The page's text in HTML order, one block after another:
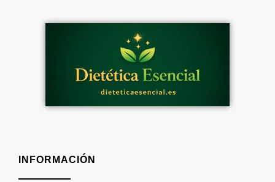
INFORMACIÓN